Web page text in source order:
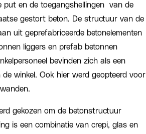
put en de toegangshellingen van de
gestort beton. De structuur van de
uit geprefabriceerde betonelementen
liggers en prefab betonnen
bevinden zich als een
winkel. Ook hier werd geopteerd voor
gekozen om de betonstructuur
is een combinatie van crepi, glas en